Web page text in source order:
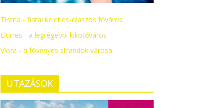
Tirana - fiatal keleties-olaszos főváros
Durrës - a legrégebbi kikötőváros
Vlora - a fövenyes strandok városa
UTAZÁSOK